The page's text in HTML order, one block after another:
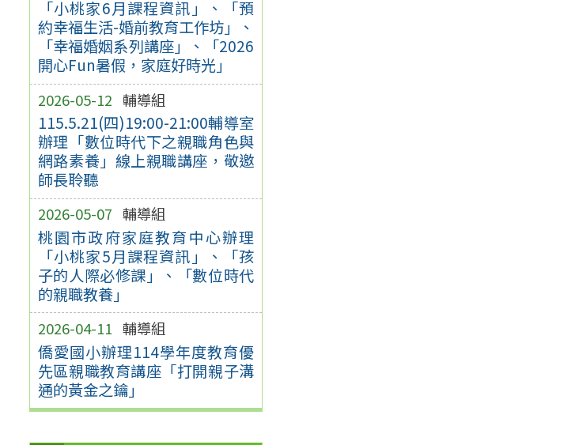
「小桃家6月課程資訊」、「預
約幸福生活-婚前教育工作坊」、
「幸福婚姻系列講座」、「2026
開心Fun暑假，家庭好時光」
2026-05-12 輔導組
115.5.21(四)19:00-21:00輔導室
辦理「數位時代下之親職角色與
網路素養」線上親職講座，敬邀
師長聆聽
2026-05-07 輔導組
桃園市政府家庭教育中心辦理
「小桃家5月課程資訊」、「孩
子的人際必修課」、「數位時代
的親職教養」
2026-04-11 輔導組
僑愛國小辦理114學年度教育優
先區親職教育講座「打開親子溝
通的黃金之鑰」